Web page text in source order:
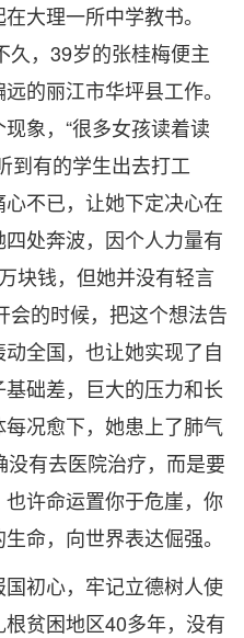
理一所中学教书。
久，39岁的张桂梅便主
的丽江市华坪县工作。
象，“很多女孩读着读
到有的学生出去打工
不已，让她下定决心在
处奔波，因个人力量有
块钱，但她并没有轻言
会的时候，把这个想法告
全国，也让她实现了自
础差，巨大的压力和长
况愈下，她患上了肺气
有去医院治疗，而是要
许命运置你于危崖，你
命，向世界表达倔强。
初心，牢记立德树人使
贫困地区40多年，没有